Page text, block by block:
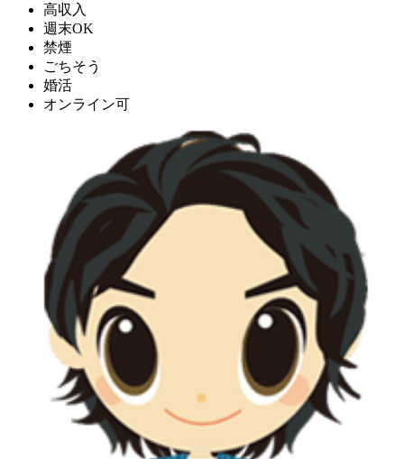
高収入
週末OK
禁煙
ごちそう
婚活
オンライン可